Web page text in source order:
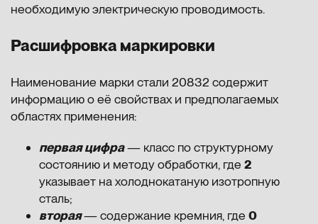
необходимую электрическую проводимость.
Расшифровка маркировки
Наименование марки стали 20832 содержит
информацию о её свойствах и предполагаемых
областях применения:
первая цифра— класс по структурному
состоянию и методу обработки, где 2
указывает на холоднокатаную изотропную
сталь;
вторая— содержание кремния, где 0